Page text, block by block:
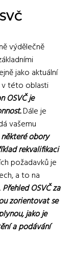
výdělečně
jako aktuální
v této oblasti
OSVČ je
Dále je
vašemu
obory
rekvalifikaci
požadavků je
a to na
Přehled OSVČ za
zorientovat se
jako je
a podávání